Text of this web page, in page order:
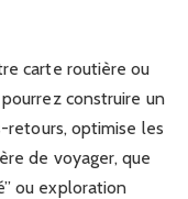
carte routière ou
construire un
retours, optimise les
de voyager, que
ou exploration